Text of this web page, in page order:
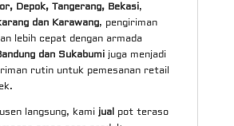
Depok, Tangerang, Bekasi,
dan Karawang, pengiriman
lebih cepat dengan armada
dan Sukabumijuga menjadi
rutin untuk pemesanan retail
langsung, kami jualpot teraso